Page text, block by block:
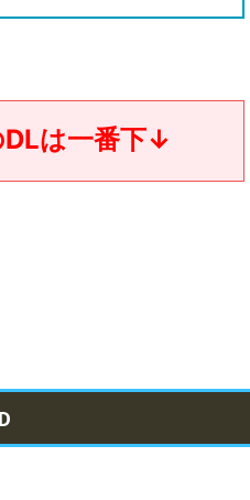
は一番下↓